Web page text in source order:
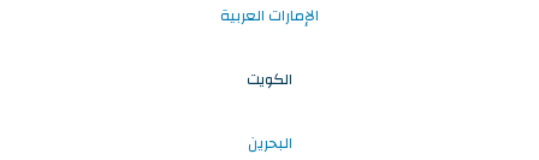
الإمارات العربية
الكويت
البحرين